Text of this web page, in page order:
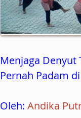
Menjaga Denyut
Pernah Padam
Oleh: Andika